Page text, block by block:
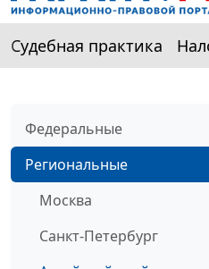
Судебная практика
Федеральные
Региональные
Москва
Санкт-Петербург